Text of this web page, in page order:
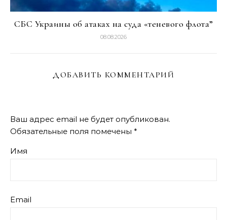
СБС Украины об атаках на суда «теневого флота”
08.08.2026
ДОБАВИТЬ КОММЕНТАРИЙ
Ваш адрес email не будет опубликован.
Обязательные поля помечены *
Имя
Email